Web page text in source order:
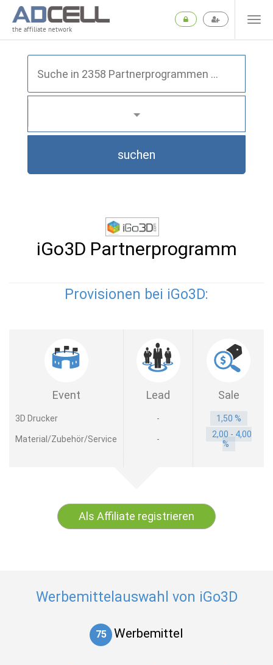
the affiliate network
suchen
iGo3D Partnerprogramm
Provisionen bei iGo3D:
Event Lead Sale
3D Drucker - 1,50 %
Material/Zubehör/Service -
2,00 - 4,00
%
Als Affiliate registrieren
Werbemittelauswahl von iGo3D
75 Werbemittel